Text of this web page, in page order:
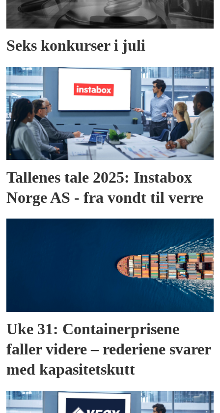
Seks konkurser i juli
Tallenes tale 2025: Instabox
Norge AS - fra vondt til verre
Uke 31: Containerprisene
faller videre – rederiene svarer
med kapasitetskutt